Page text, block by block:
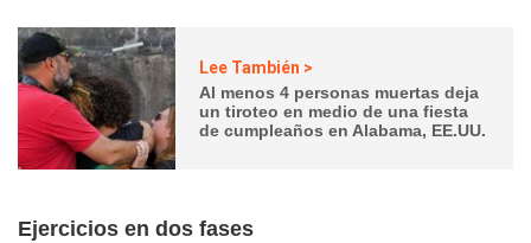
Lee También >
Al menos 4 personas muertas deja
un tiroteo en medio de una fiesta
de cumpleaños en Alabama, EE.UU.
Ejercicios en dos fases